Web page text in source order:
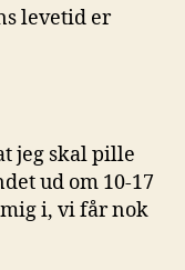
levetid er
jeg skal pille
ud om 10-17
i, vi får nok